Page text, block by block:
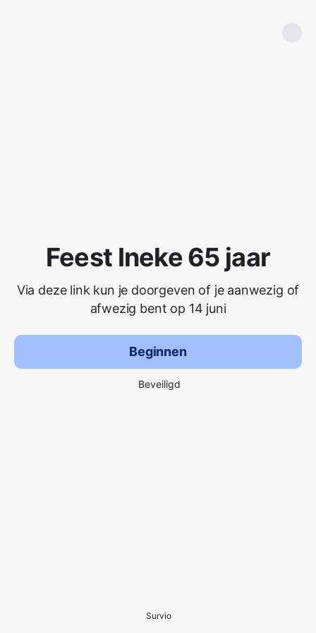
Feest Ineke 65 jaar
Via deze link kun je doorgeven of je aanwezig of
afwezig bent op 14 juni
Beginnen
Beveiligd
Survio